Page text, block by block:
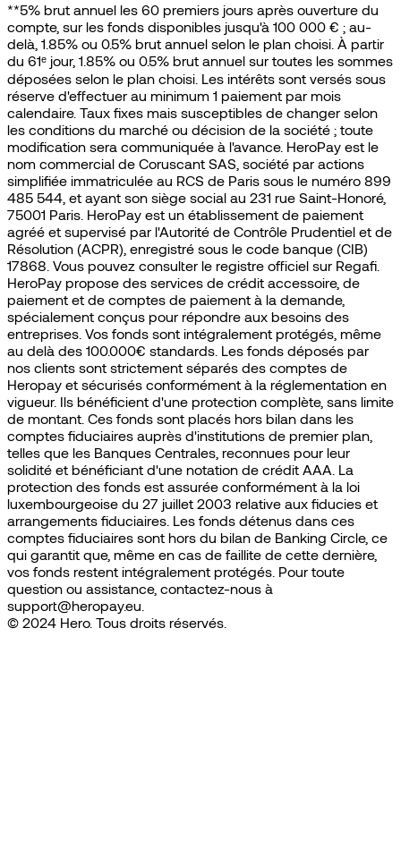
**5% brut annuel les 60 premiers jours après ouverture du
compte, sur les fonds disponibles jusqu'à 100 000 € ; au-
delà, 1.85% ou 0.5% brut annuel selon le plan choisi. À partir
du 61ᵉ jour, 1.85% ou 0.5% brut annuel sur toutes les sommes
déposées selon le plan choisi. Les intérêts sont versés sous
réserve d'effectuer au minimum 1 paiement par mois
calendaire. Taux fixes mais susceptibles de changer selon
les conditions du marché ou décision de la société ; toute
modification sera communiquée à l'avance. HeroPay est le
nom commercial de Coruscant SAS, société par actions
simplifiée immatriculée au RCS de Paris sous le numéro 899
485 544, et ayant son siège social au 231 rue Saint-Honoré,
75001 Paris. HeroPay est un établissement de paiement
agréé et supervisé par l'Autorité de Contrôle Prudentiel et de
Résolution (ACPR), enregistré sous le code banque (CIB)
17868. Vous pouvez consulter le registre officiel sur Regafi.
HeroPay propose des services de crédit accessoire, de
paiement et de comptes de paiement à la demande,
spécialement conçus pour répondre aux besoins des
entreprises. Vos fonds sont intégralement protégés, même
au delà des 100.000€ standards. Les fonds déposés par
nos clients sont strictement séparés des comptes de
Heropay et sécurisés conformément à la réglementation en
vigueur. Ils bénéficient d'une protection complète, sans limite
de montant. Ces fonds sont placés hors bilan dans les
comptes fiduciaires auprès d'institutions de premier plan,
telles que les Banques Centrales, reconnues pour leur
solidité et bénéficiant d'une notation de crédit AAA. La
protection des fonds est assurée conformément à la loi
luxembourgeoise du 27 juillet 2003 relative aux fiducies et
arrangements fiduciaires. Les fonds détenus dans ces
comptes fiduciaires sont hors du bilan de Banking Circle, ce
qui garantit que, même en cas de faillite de cette dernière,
vos fonds restent intégralement protégés. Pour toute
question ou assistance, contactez-nous à
support@heropay.eu.
© 2024 Hero. Tous droits réservés.